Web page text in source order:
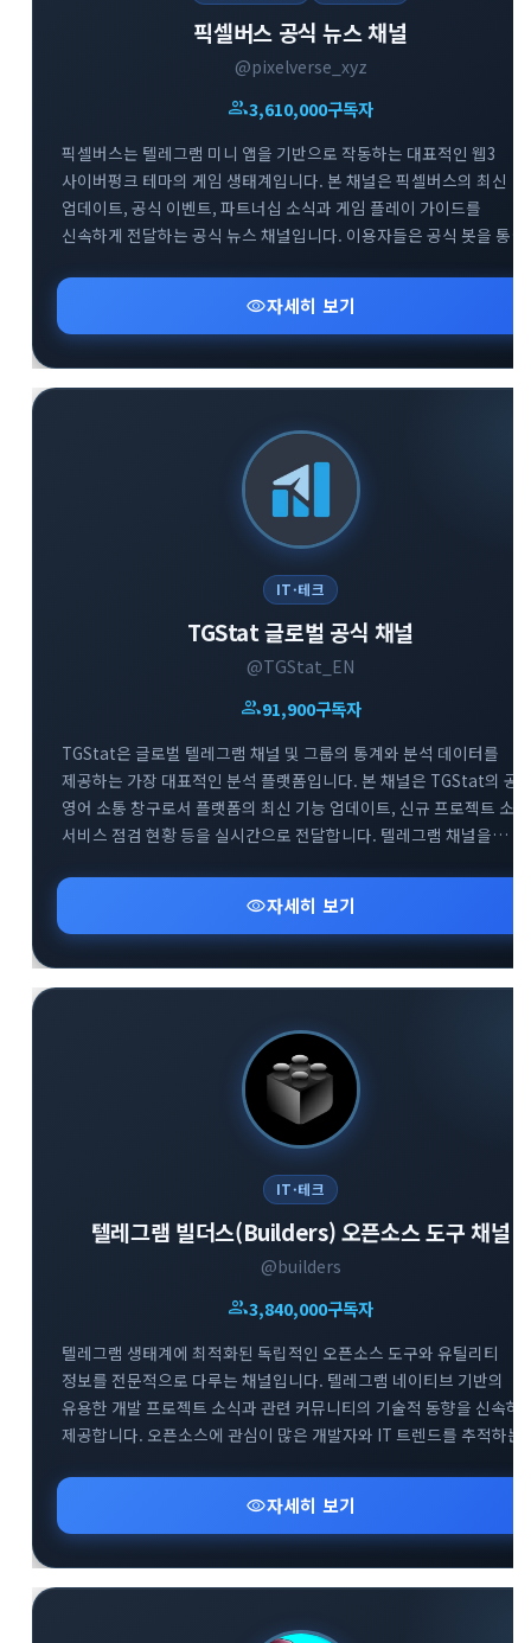
픽셀버스 공식 뉴스 채널
@pixelverse_xyz
group3,610,000구독자
픽셀버스는 텔레그램 미니 앱을 기반으로 작동하는 대표적인 웹3
사이버펑크 테마의 게임 생태계입니다. 본 채널은 픽셀버스의 최신
업데이트, 공식 이벤트, 파트너십 소식과 게임 플레이 가이드를
신속하게 전달하는 공식 뉴스 채널입니다. 이용자들은 공식 봇을 통한
통해 프로젝트의 성장 과정을 실시간으로 확인할 수 있습니다.
블록체인 기반의 플레이 투 언 트렌드와 텔레그램 생태계의 결합을
경험하고자 하는 사용자에게 필수적인 정보를 제공합니다.
visibility자세히 보기
IT·테크
TGStat 글로벌 공식 채널
@TGStat_EN
group91,900구독자
TGStat은 글로벌 텔레그램 채널 및 그룹의 통계와 분석 데이터를
제공하는 가장 대표적인 분석 플랫폼입니다. 본 채널은 TGStat의 공
영어 소통 창구로서 플랫폼의 최신 기능 업데이트, 신규 프로젝트 소
서비스 점검 현황 등을 실시간으로 전달합니다. 텔레그램 채널을
사용자분들에게 필수적인 인사이트를 제공합니다. 함께 운영되는 공
지원 그룹을 통해 플랫폼 이용 중 발생하는 기술적 문의에 대해 빠르게
피드백을 받으실 수 있습니다.
visibility자세히 보기
IT·테크
텔레그램 빌더스(Builders) 오픈소스 도구 채널
@builders
group3,840,000구독자
텔레그램 생태계에 최적화된 독립적인 오픈소스 도구와 유틸리티
정보를 전문적으로 다루는 채널입니다. 텔레그램 네이티브 기반의
유용한 개발 프로젝트 소식과 관련 커뮤니티의 기술적 동향을 신속하
제공합니다. 오픈소스에 관심이 많은 개발자와 IT 트렌드를 추적하는
있게 전달하고 있습니다.
visibility자세히 보기
Home 다운로드 가이드
활용팁 스티커 보안
Home 바로가기 arrow_forward